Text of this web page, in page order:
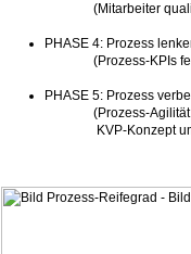
(Mitarbeiter
PHASE 4: Prozess
(Prozess-KPIs
PHASE 5: Prozess
(Prozess-Agilität
KVP-Konzept